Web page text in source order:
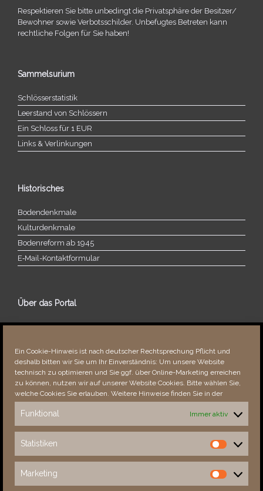
Ein Cookie-Hinweis ist nach deutscher Rechtsprechung Pflicht und
deshalb bitten wir Sie um Ihr Einverständnis: Um unsere Website
technisch zu optimieren und Sie ggf. über Online-Marketing erreichen
zu können, nutzen wir auf unserer Website Cookies. Bitte wählen Sie,
welche Cookies Sie erlauben. Weitere Hinweise finden Sie in der
Funktional Immer aktiv
Statistiken
Statistiken
Marketing
Marketing
Respektieren Sie bitte unbe­dingt die Privatsphäre der Besitzer/​
Bewohner sowie Verbotsschilder. Unbefugtes Betreten kann
recht­li­che Folgen für Sie haben!
Sammelsurium
Schlösserstatistik
Leerstand von Schlössern
Ein Schloss für 1 EUR
Links & Verlinkungen
Historisches
Bodendenkmale
Kulturdenkmale
Bodenreform ab 1945
E‑Mail-​​Kontaktformular
Über das Portal
Über dieses Portal
Fehler bemerkt?
Besucher seit 08/​2021
This Week
32245